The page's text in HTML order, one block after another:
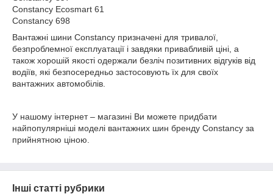
Constancy Ecosmart 61
Constancy 698
Вантажні шини Constancy призначені для тривалої,
безпроблемної експлуатації і завдяки привабливій ціні, а
також хорошій якості одержали безліч позитивних відгуків від
водіїв, які безпосередньо застосовують їх для своїх
вантажних автомобілів.
У нашому інтернет – магазині Ви можете придбати
найпопулярніші моделі вантажних шин бренду Constancy за
прийнятною ціною.
Інші статті рубрики